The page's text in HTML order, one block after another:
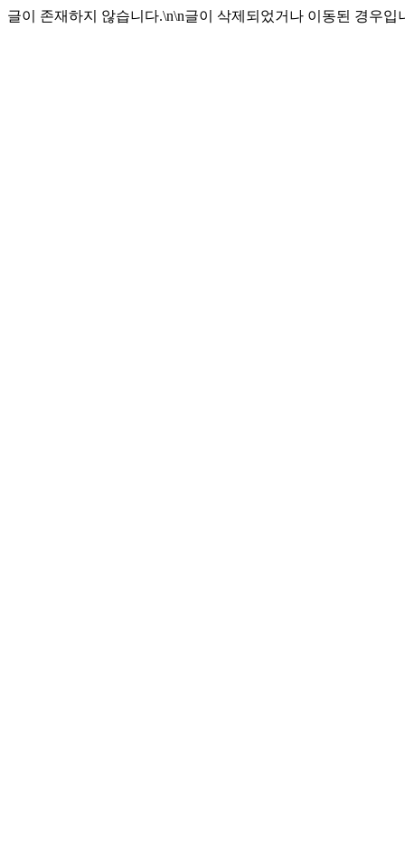
글이 존재하지 않습니다.\n\n글이 삭제되었거나 이동된 경우입